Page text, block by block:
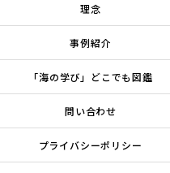
理念
事例紹介
「海の学び」どこでも図鑑
問い合わせ
プライバシーポリシー